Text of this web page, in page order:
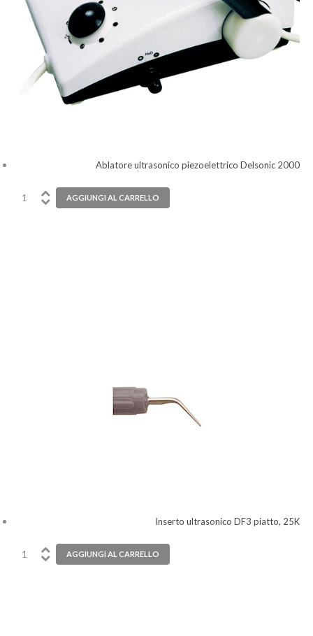
Ablatore ultrasonico piezoelettrico Delsonic 2000
Inserto ultrasonico DF3 piatto, 25K